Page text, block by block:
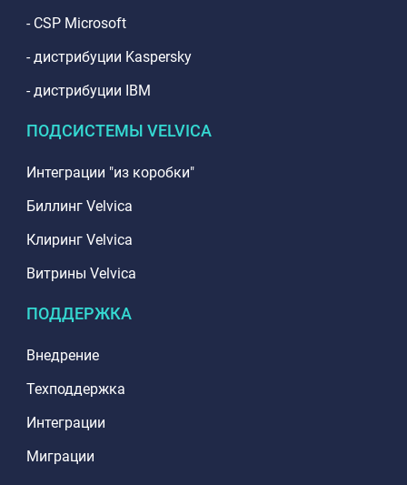
- CSP Microsoft
- дистрибуции Kaspersky
- дистрибуции IBM
ПОДСИСТЕМЫ VELVICA
Интеграции "из коробки"
Биллинг Velvica
Клиринг Velvica
Витрины Velvica
ПОДДЕРЖКА
Внедрение
Техподдержка
Интеграции
Миграции